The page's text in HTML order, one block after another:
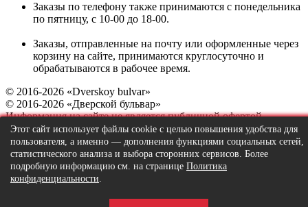
Заказы по телефону также принимаются с понедельника
по пятницу, с 10-00 до 18-00.
Заказы, отправленные на почту или оформленные через
корзину на сайте, принимаются круглосуточно и
обрабатываются в рабочее время.
© 2016-2026 «Dverskoy bulvar»
© 2016-2026 «Дверской бульвар»
Информация на сайте не является публичной офертой.
Этот сайт использует файлы cookie с целью повышения удобства для
пользователя, а именно — дополнения функциями социальных сетей,
статистического анализа и выбора сторонних сервисов. Более
подробную информацию см. на странице Политика
конфиденциальности.